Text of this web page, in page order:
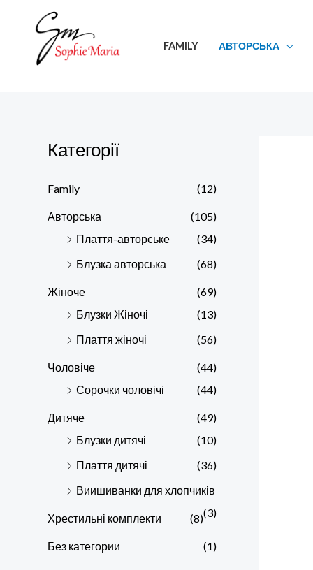
FAMILY АВТОРСЬКА
Категорії
Family (12)
Авторська
(105)
Плаття-авторське
(34)
Блузка авторська
(68)
Жіноче
(69)
Блузки Жіночі
(13)
Плаття жіночі
(56)
Чоловіче
(44)
Сорочки чоловічі
(44)
Дитяче
(49)
Блузки дитячі
(10)
Плаття дитячі
(36)
Виишиванки для хлопчиків
(3)
Хрестильні комплекти (8)
Без категории (1)